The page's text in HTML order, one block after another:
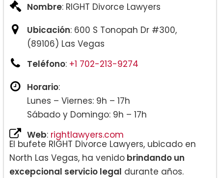
Nombre: RIGHT Divorce Lawyers
Ubicación: 600 S Tonopah Dr #300,
(89106) Las Vegas
Teléfono: +1 702-213-9274
Horario:
Lunes – Viernes: 9h – 17h
Sábado y Domingo: 9h – 17h
Web: rightlawyers.com
El bufete RIGHT Divorce Lawyers, ubicado en
North Las Vegas, ha venido brindando un
excepcional servicio legal durante años.